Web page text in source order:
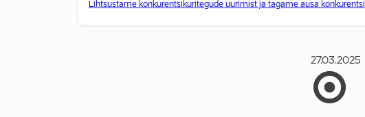
Lihtsustame konkurentsikuritegude uurimist ja tagame ausa konkurentsi
27.03.2025